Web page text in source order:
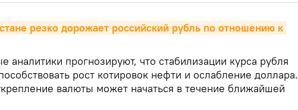
резко дорожает российский рубль по отношению к
аналитики прогнозируют, что стабилизации курса рубля
рост котировок нефти и ослабление доллара.
валюты может начаться в течение ближайшей